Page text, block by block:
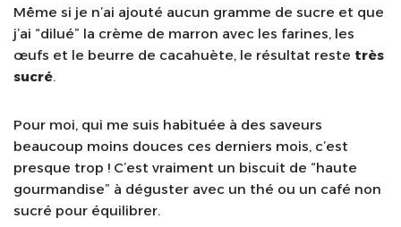
Même si je n’ai ajouté aucun gramme de sucre et que
j’ai “dilué” la crème de marron avec les farines, les
œufs et le beurre de cacahuète, le résultat reste très
sucré.
Pour moi, qui me suis habituée à des saveurs
beaucoup moins douces ces derniers mois, c’est
presque trop ! C’est vraiment un biscuit de “haute
gourmandise” à déguster avec un thé ou un café non
sucré pour équilibrer.